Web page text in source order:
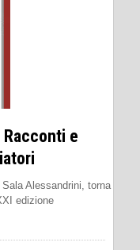
e
Alessandrini, torna
edizione